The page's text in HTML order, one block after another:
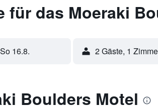
für das Moeraki
So 16.8. 2 Gäste, 1
Boulders Motel